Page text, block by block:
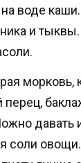
воде
и
морковь,
перец,
давать
соли